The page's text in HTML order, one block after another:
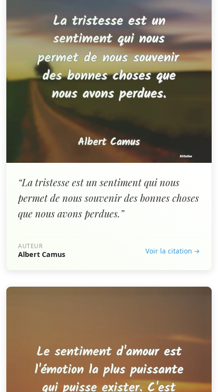
“La tristesse est un sentiment qui nous
permet de nous souvenir des bonnes choses
que nous avons perdues.”
AUTEUR
Albert Camus Voir la citation →